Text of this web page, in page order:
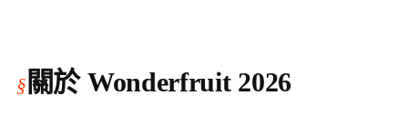
關於 Wonderfruit 2026